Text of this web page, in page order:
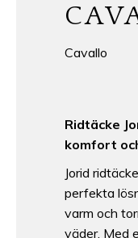
Cavallo
Ridtäcke
komfort
Jorid
perfekta
varm och
väder. Med